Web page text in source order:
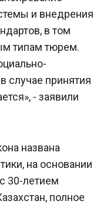
и внедрения
в том
типам тюрем.
случае принятия
- заявили
названа
на основании
30-летием
полное